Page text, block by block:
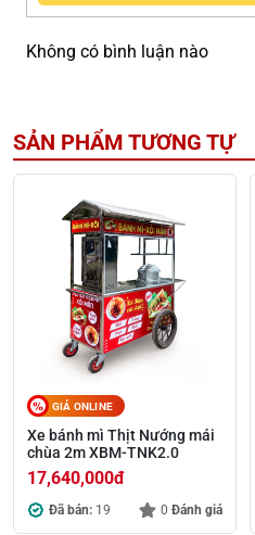
Không có bình luận nào
SẢN PHẨM TƯƠNG TỰ
GIÁ ONLINE
Xe bánh mì Thịt Nướng mái
chùa 2m XBM-TNK2.0
17,640,000đ
Đã bán: 19 0 Đánh giá